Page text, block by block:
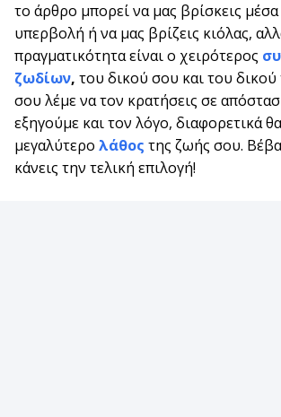
το άρθρο μπορεί να μας βρίσκεις
υπερβολή ή να μας βρίζεις κιόλας,
πραγματικότητα είναι ο χειρότερος
ζωδίων, του δικού σου και του δικού
σου λέμε να τον κρατήσεις σε
εξηγούμε και τον λόγο, διαφορετικά
μεγαλύτερο λάθος της ζωής σου.
κάνεις την τελική επιλογή!